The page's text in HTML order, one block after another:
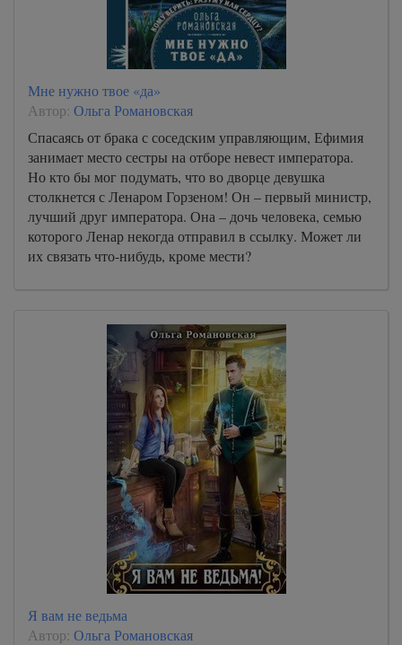
Мне нужно твое «да»
Автор: Ольга Романовская
Спасаясь от брака с соседским управляющим, Ефимия
занимает место сестры на отборе невест императора.
Но кто бы мог подумать, что во дворце девушка
столкнется с Ленаром Горзеном! Он – первый министр,
лучший друг императора. Она – дочь человека, семью
которого Ленар некогда отправил в ссылку. Может ли
их связать что-нибудь, кроме мести?
Я вам не ведьма
Автор: Ольга Романовская